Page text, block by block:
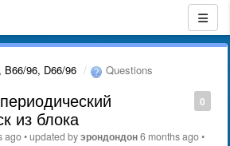
B66/96, D66/96 Questions
0
из блока
ago•updated byэрондондон6 months ago•